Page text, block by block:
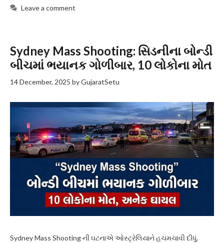
Leave a comment
Sydney Mass Shooting: સિડનીના બોન્ડી
બીચમાં ભયાનક ગોળીબાર, 10 લોકોના મોત
14 December, 2025 byGujaratSetu
Sydney Mass Shooting ની ઘટનાએ ઓસ્ટ્રેલિયાને હચમચાવી દીધું.